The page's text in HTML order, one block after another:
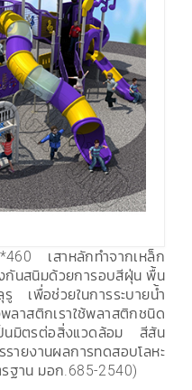
เสาหลักทำจากเหล็ก
กันสนิมด้วยการอบสีฝุ่น พื้น
พื่อช่วยในการระบายน้ำ
ติกเราใช้พลาสติกชนิด
นมิตรต่อสิ่งแวดล้อม สีสัน
ายงานผลการทดสอบโลหะ
ฐาน มอก.685-2540)